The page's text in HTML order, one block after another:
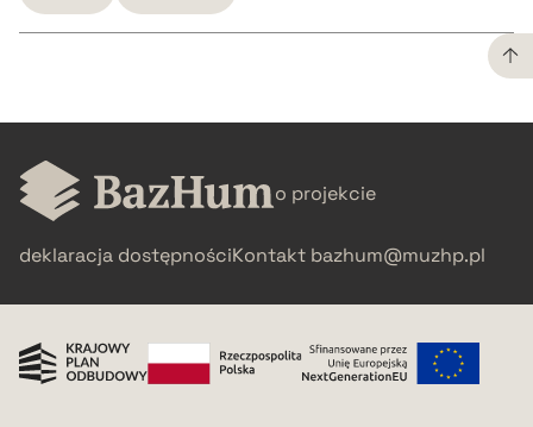
pobierz cytat
BIBTEX
o projekcie
deklaracja dostępnościKontakt bazhum@muzhp.pl